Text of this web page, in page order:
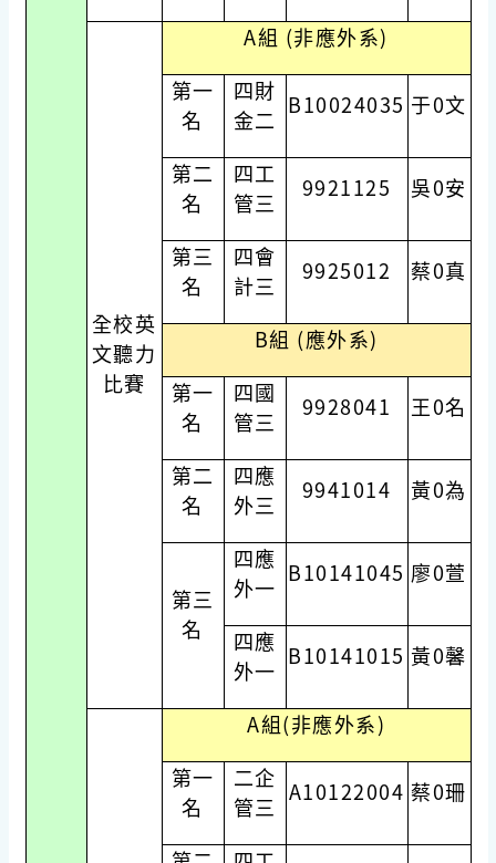
全校英
文聽力
比賽
A組 (非應外系)
第一
名
四財
金二
B10024035 于0文
第二
名
四工
管三
9921125 吳0安
第三
名
四會
計三
9925012 蔡0真
B組 (應外系)
第一
名
四國
管三
9928041 王0名
第二
名
四應
外三
9941014 黃0為
第三
名
四應
外一
B10141045 廖0萱
四應
外一
B10141015 黃0馨
A組(非應外系)
第一
名
二企
管三
A10122004 蔡0珊